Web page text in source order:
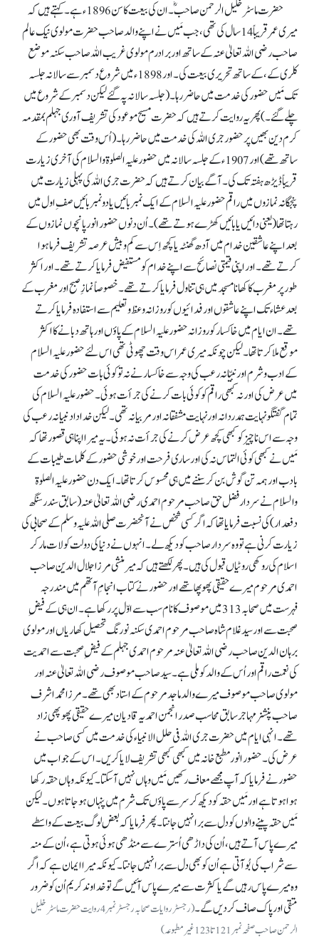
حضرت ماسٹر خلیل الرحمن صاحبؓ۔ ان کی بیعت کا سن 1896ء ہے۔ کہتے ہیں کہ
میری عمر قریباً 14سال کی تھی، جب مَیں نے اپنے والد صاحب حضرت مولوی نیک عالم
صاحب رضی اللہ تعالیٰ عنہ کے ساتھ اور برادرم مولوی غریب اللہ صاحب سکنہ موضع
کلری کے، کے ساتھ تحریری بیعت کی۔ اور 1898ء میں شروع دسمبر سے سالانہ جلسہ
تک مَیں حضور کی خدمت میں حاضر رہا۔ (جلسہ سالانہ پہ گئے لیکن دسمبر کے شروع میں
چلے گئے۔) پھر یہ روایت کرتے ہیں کہ حضرت مسیح موعود کی تشریف آوری جہلم بمقدمہ
کرم دین بھیں پر حضور جری اللہ کی خدمت میں حاضر رہا۔ (اُس وقت بھی حضور کے
ساتھ تھے) اور 1907ء کے جلسہ سالانہ میں حضور علیہ الصلوۃ والسلام کی آخری زیارت
قریباً ڈیڑھ ہفتہ تک کی۔ آگے بیان کرتے ہیں کہ حضرت جری اللہ کی پہلی زیارت میں
پنجگانہ نمازوں میں راقم حضور علیہ السلام کے ایک نمبر بائیں یا دو نمبر بائیں صفِ اول میں
رہتا تھا (یعنی دائیں یا بائیں کھڑے ہوتے تھے)۔ اُن دنوں حضور انور پانچوں نمازوں کے
بعد اپنے عاشقین خدام میں آدھ گھنٹہ یا کچھ اِس سے کم و بیش عرصہ تشریف فرما ہوا
کرتے تھے۔ اور اپنی قیمتی نصائح سے اپنے خدام کو مستفیض فرمایا کرتے تھے۔ اور اکثر
طور پر مغرب کا کھانا مسجد میں ہی تناول فرمایا کرتے تھے۔ خصوصاً نمازِ صبح اور مغرب کے
بعد عشاء تک اپنے عاشقوں اور فدائیوں کو روزانہ وعظ و تعلیم سے استفادہ فرمایا کرتے
تھے۔ ان ایام میں خاکسار کو روزانہ حضور علیہ السلام کے پاؤں اور ہاتھ دبانے کا اکثر
موقع ملا کرتا تھا۔ لیکن چونکہ میری عمر اس وقت چھوٹی تھی اس لئے حضور علیہ السلام
کے ادب و شرم اور نبیّانہ رعب کی وجہ سے خاکسار نے نہ تو کوئی بات حضور کی خدمت
میں عرض کی اور نہ کبھی راقم کو کوئی بات کرنے کی جرأت ہوئی۔ حضور علیہ السلام کی
تمام گفتگو نہایت ہمدردانہ اور نہایت مشفقانہ اور مربیانہ تھی۔ لیکن خدادادنبیانہ رعب کی
وجہ سے اس ناچیز کو کبھی کچھ عرض کرنے کی جرأت نہ ہوئی۔ یہ میرا اپنا ہی قصور تھا کہ
مَیں نے کبھی کوئی التماس نہ کی اور ساری فرحت اور خوشی حضور کے کلمات طیبات کے
بادب اور ہمہ تن گوش بن کر سننے میں ہی محسوس کرتا تھا۔ ایک دن حضور علیہ الصلوۃ
والسلام نے سردار فضل حق صاحب مرحوم احمدی رضی اللہ تعالیٰ عنہ (سابق سندر سنگھ
دفعدار) کی نسبت فرمایا تھا کہ اگر کسی شخص نے آنحضرت صلی اللہ علیہ وسلم کے صحابی کی
زیارت کرنی ہے تووہ سردار صاحب کو دیکھ لے۔ انہوں نے دنیا کی دولت کو لات مار کر
اسلام کی روکھی روٹیاں قبول کی ہیں۔ پھر لکھتے ہیں کہ میر منشی مرزا جلال الدین صاحب
احمدی مرحوم میرے حقیقی پھوپھا تھے اور حضور نے کتاب انجامِ آتھم میں مندرجہ
فہرست میں صحابہ 313میں موصوف کا نام سب سے اوّل پر رکھا ہے۔ ان ہی کے فیضِ
صحبت سے اور سید غلام شاہ صاحب مرحوم احمدی سکنہ نورنگ تحصیل کھاریاں اور مولوی
برہان الدین صاحب رضی اللہ تعالیٰ عنہ مرحوم احمدی جہلم کے فیضِ صحبت سے احمدیت
کی نعمت راقم اور اُس کے والد کو ملی ہے۔ سید صاحب موصوف رضی اللہ تعالیٰ عنہ اور
مولوی صاحب موصوف میرے والد ماجد مرحوم کے استاد بھی تھے۔ مرزا محمد اشرف
صاحب پنشنر مہاجر سابق محاسب صدر انجمن احمدیہ قادیان میرے حقیقی پھوپھی زاد
تھے۔ انہی ایام میں حضرت جری اللہ فی حلل الانبیاء کی خدمت میں کسی صاحب نے
عرض کی۔ حضور انور مطبع خانہ میں کبھی کبھی تشریف لایا کریں۔ اس کے جواب میں
حضور نے فرمایا کہ آپ مجھے معاف رکھیں مَیں وہاں نہیں آ سکتا۔ کیونکہ وہاں حقہ رکھا
ہوا ہوتا ہے اور مَیں حقہ کو دیکھ کر سر سے پاؤں تک شرم میں پنہاں ہو جاتا ہوں۔ لیکن
مَیں حقہ پینے والوں کو دل سے برا نہیں جانتا۔ پھر فرمایا کہ بعض لوگ بیعت کے واسطے
میرے پاس آتے ہیں، اُن کی داڑھی اُسترے سے منڈھی ہوئی ہوتی ہے، اُن کے منہ
سے شراب کی بُو آتی ہے اُن کو بھی دل سے برا نہیں جانتا۔ کیونکہ میرا ایمان ہے کہ اگر
وہ میرے پاس رہیں گے یا کثرت سے میرے پاس آئیں گے تو خداوند کریم اُن کو ضرور
متقی اور پاک صاف کر دیں گے۔
(رجسٹر روایات صحابہ رجسٹر نمبر 4روایت حضرت ماسٹر خلیل
الرحمن صاحب صفحہ نمبر121تا123غیر مطبوعہ)